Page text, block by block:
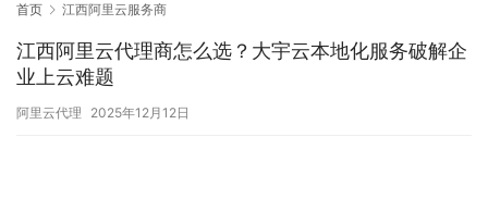
首页 江西阿里云服务商
江西阿里云代理商怎么选？大宇云本地化服务破解企
业上云难题
阿里云代理 2025年12月12日